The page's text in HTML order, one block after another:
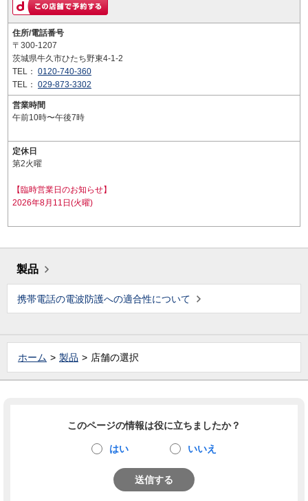
住所/電話番号
〒300-1207
茨城県牛久市ひたち野東4-1-2
TEL： 0120-740-360
TEL： 029-873-3302
営業時間
午前10時〜午後7時
定休日
第2火曜
【臨時営業日のお知らせ】
2026年8月11日(火曜)
製品
携帯電話の電波防護への適合性について
ホーム 製品 店舗の選択
このページの情報は役に立ちましたか？
はい いいえ
送信する